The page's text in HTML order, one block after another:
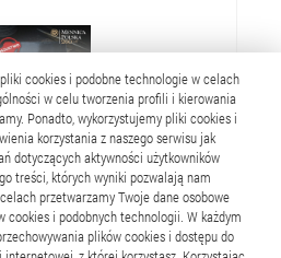
cookies i podobne technologie w celach
w celu tworzenia profili i kierowania
Ponadto, wykorzystujemy pliki cookies i
korzystania z naszego serwisu jak
dotyczących aktywności użytkowników
treści, których wyniki pozwalają nam
przetwarzamy Twoje dane osobowe
cookies i podobnych technologii. W każdym
plików cookies i dostępu do
i